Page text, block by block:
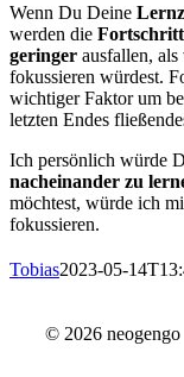
Wenn Du Deine
werden die
geringer ausfallen,
fokussieren würdest.
wichtiger Faktor um
letzten Endes
Ich persönlich würde
nacheinander zu
möchtest, würde ich
fokussieren.
Tobias2023-05-
© 2026 neogengo